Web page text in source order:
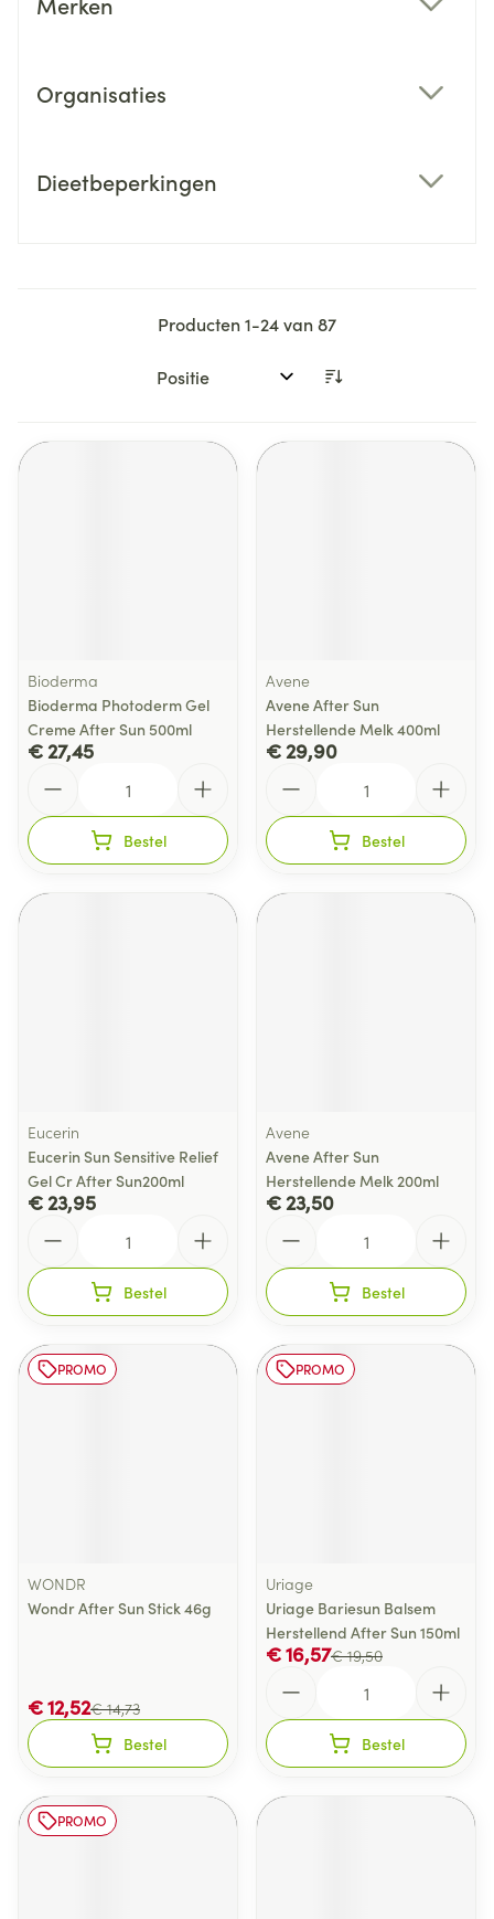
Organisaties
Dieetbeperkingen
Producten1-24van87
Sorteer op:
Bioderma
Bioderma Photoderm Gel
Creme After Sun 500ml
€ 27,45
Bestel
Avene
Avene After Sun
Herstellende Melk 400ml
€ 29,90
Bestel
Eucerin
Eucerin Sun Sensitive Relief
Gel Cr After Sun200ml
€ 23,95
Bestel
Avene
Avene After Sun
Herstellende Melk 200ml
€ 23,50
Bestel
PROMO
WONDR
Wondr After Sun Stick 46g
€ 14,73
€ 12,52
Bestel
PROMO
Uriage
Uriage Bariesun Balsem
Herstellend After Sun 150ml
€ 19,50
€ 16,57
Bestel
PROMO